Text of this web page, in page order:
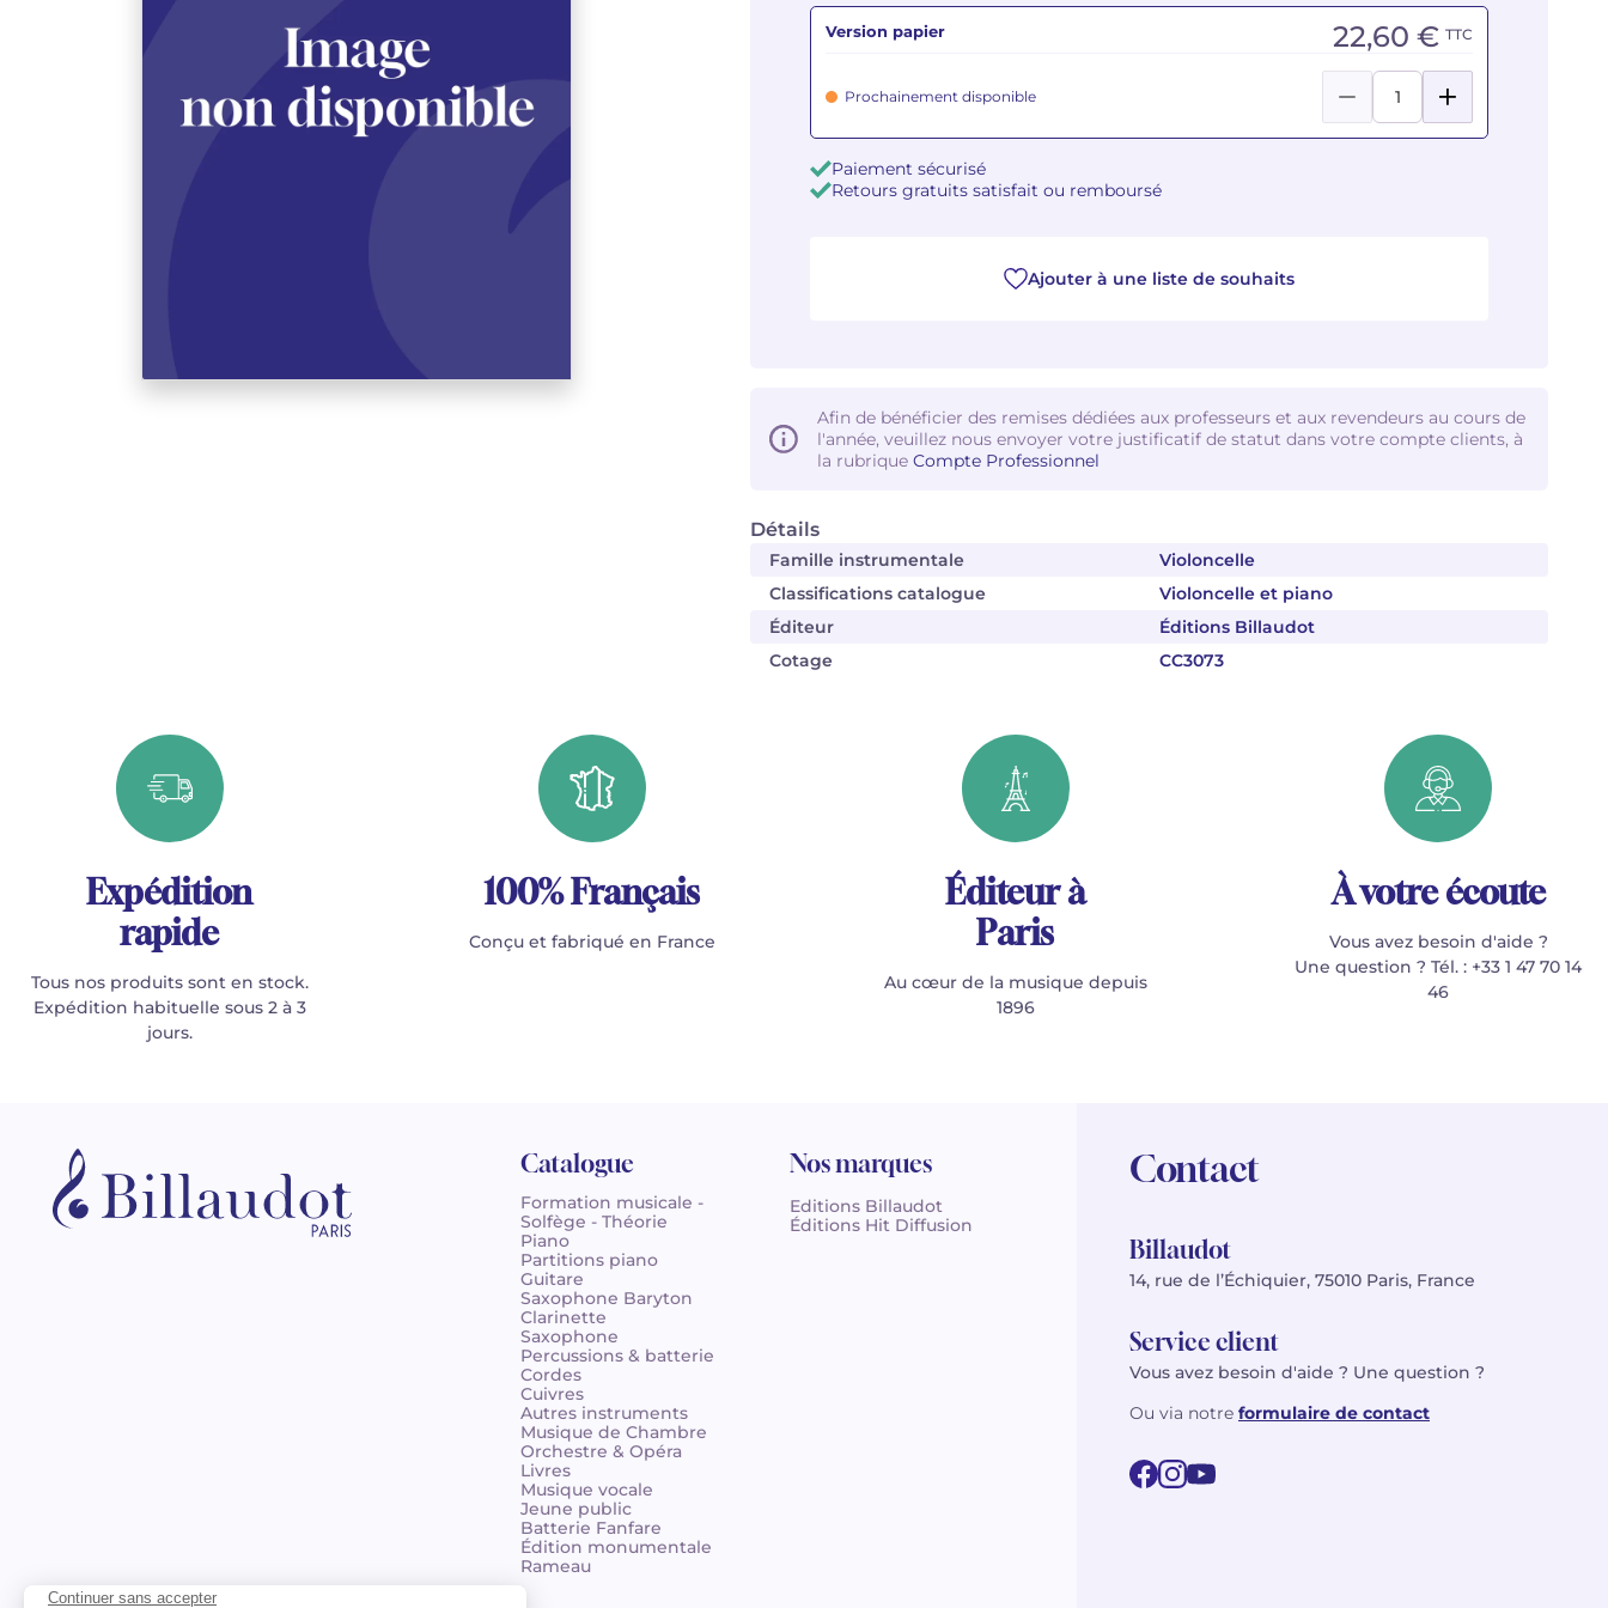
Détails
Famille instrumentale
Violoncelle
Classifications catalogue
Violoncelle et piano
Éditeur
Éditions Billaudot
Cotage
CC3073
Version papier 22,60 € TTC
Prochainement disponible
Paiement sécurisé
Retours gratuits satisfait ou remboursé
Ajouter à une liste de souhaits
Afin de bénéficier des remises dédiées aux professeurs et aux revendeurs au cours de
l'année, veuillez nous envoyer votre justificatif de statut dans votre compte clients, à
la rubrique Compte Professionnel
Expédition
rapide
Tous nos produits sont en stock.
Expédition habituelle sous 2 à 3
jours.
100% Français
Conçu et fabriqué en France
Éditeur à
Paris
Au cœur de la musique depuis
1896
À votre écoute
Vous avez besoin d'aide ?
Une question ? Tél. : +33 1 47 70 14
46
Catalogue
Formation musicale -
Solfège - Théorie
Piano
Partitions piano
Guitare
Saxophone Baryton
Clarinette
Saxophone
Percussions & batterie
Cordes
Cuivres
Autres instruments
Musique de Chambre
Orchestre & Opéra
Livres
Musique vocale
Jeune public
Batterie Fanfare
Édition monumentale
Rameau
Nos marques
Editions Billaudot
Éditions Hit Diffusion
Contact
Billaudot
14, rue de l’Échiquier, 75010 Paris, France
Service client
Vous avez besoin d'aide ? Une question ?
Ou via notre formulaire de contact